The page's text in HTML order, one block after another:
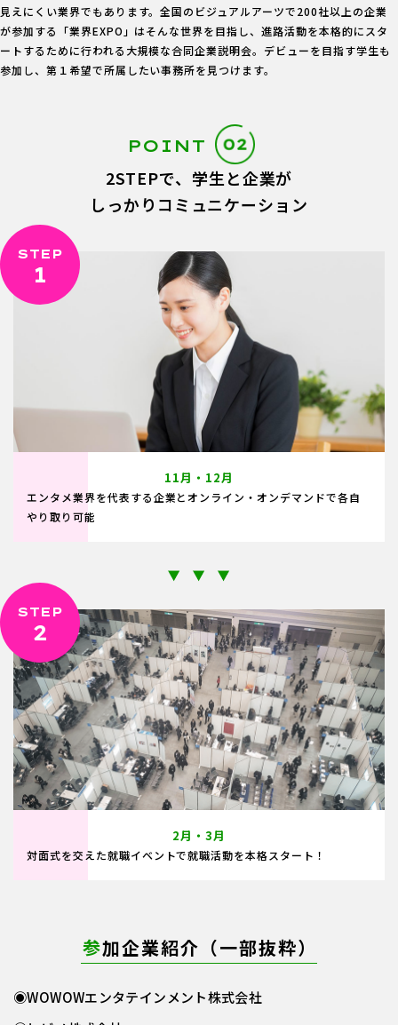
見えにくい業界でもあります。全国のビジュアルアーツで200社以上の企業
が参加する「業界EXPO」はそんな世界を目指し、進路活動を本格的にスタ
ートするために行われる大規模な合同企業説明会。デビューを目指す学生も
参加し、第１希望で所属したい事務所を見つけます。
POINT
2STEPで、学生と企業が
しっかりコミュニケーション
11月・12月
エンタメ業界を代表する企業とオンライン・オンデマンドで各自
やり取り可能
STEP
1
2月・3月
対面式を交えた就職イベントで就職活動を本格スタート！
STEP
2
参加企業紹介（一部抜粋）
◉WOWOWエンタテインメント株式会社